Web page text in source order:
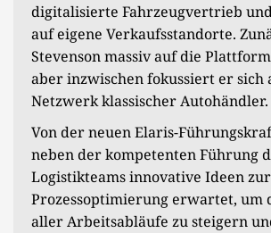
digitalisierte Fahrzeugvertrieb
auf eigene Verkaufsstandorte.
Stevenson massiv auf die
aber inzwischen fokussiert er sich
Netzwerk klassischer Autohändler.
Von der neuen Elaris-
neben der kompetenten Führung
Logistikteams innovative Ideen zur
Prozessoptimierung erwartet, um
aller Arbeitsabläufe zu steigern